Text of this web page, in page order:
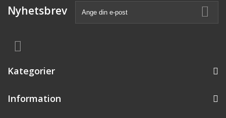
Nyhetsbrev
Kategorier
Information